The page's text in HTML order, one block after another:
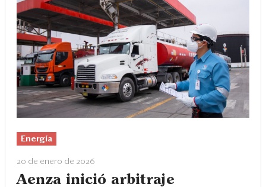
Energía
20 de enero de 2026
Aenza inició arbitraje